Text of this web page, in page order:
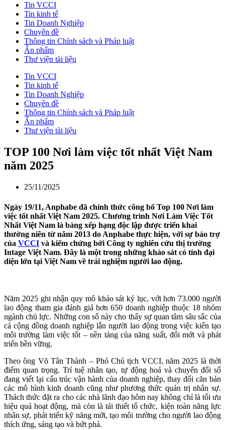
Tin VCCI
Tin kinh tế
Tin Doanh Nghiệp
Chuyên đề
Thông tin Chính sách và Pháp luật
Ấn phẩm
Thư viện tài liệu
Tin VCCI
Tin kinh tế
Tin Doanh Nghiệp
Chuyên đề
Thông tin Chính sách và Pháp luật
Ấn phẩm
Thư viện tài liệu
TOP 100 Nơi làm việc tốt nhất Việt Nam
năm 2025
25/11/2025
Ngày 19/11, Anphabe đã chính thức công bố Top 100 Nơi làm
việc tốt nhất Việt Nam 2025. Chương trình Nơi Làm Việc Tốt
Nhất Việt Nam là bảng xếp hạng độc lập được triển khai
thường niên từ năm 2013 do Anphabe thực hiện, với sự bảo trợ
của VCCI và kiểm chứng bởi Công ty nghiên cứu thị trường
Intage Việt Nam. Đây là một trong những khảo sát có tính đại
diện lớn tại Việt Nam về trải nghiệm người lao động.
Năm 2025 ghi nhận quy mô khảo sát kỷ lục, với hơn 73.000 người
lao động tham gia đánh giá hơn 650 doanh nghiệp thuộc 18 nhóm
ngành chủ lực. Những con số này cho thấy sự quan tâm sâu sắc của
cả cộng đồng doanh nghiệp lẫn người lao động trong việc kiến tạo
môi trường làm việc tốt – nền tảng của năng suất, đổi mới và phát
triển bền vững.
Theo ông Võ Tân Thành – Phó Chủ tịch VCCI, năm 2025 là thời
điểm quan trọng. Trí tuệ nhân tạo, tự động hoá và chuyển đổi số
đang viết lại cấu trúc vận hành của doanh nghiệp, thay đổi căn bản
các mô hình kinh doanh cũng như phương thức quản trị nhân sự.
Thách thức đặt ra cho các nhà lãnh đạo hôm nay không chỉ là tối ưu
hiệu quả hoạt động, mà còn là tái thiết tổ chức, kiện toàn năng lực
nhân sự, phát triển kỹ năng mới, tạo môi trường cho người lao động
thích ứng, sáng tạo và bứt phá.